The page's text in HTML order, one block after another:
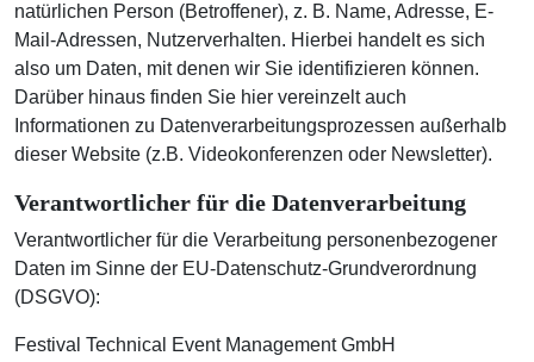
natürlichen Person (Betroffener), z. B. Name, Adresse, E-
Mail-Adressen, Nutzerverhalten. Hierbei handelt es sich
also um Daten, mit denen wir Sie identifizieren können.
Darüber hinaus finden Sie hier vereinzelt auch
Informationen zu Datenverarbeitungsprozessen außerhalb
dieser Website (z.B. Videokonferenzen oder Newsletter).
Verantwortlicher für die Datenverarbeitung
Verantwortlicher für die Verarbeitung personenbezogener
Daten im Sinne der EU-Datenschutz-Grundverordnung
(DSGVO):
Festival Technical Event Management GmbH